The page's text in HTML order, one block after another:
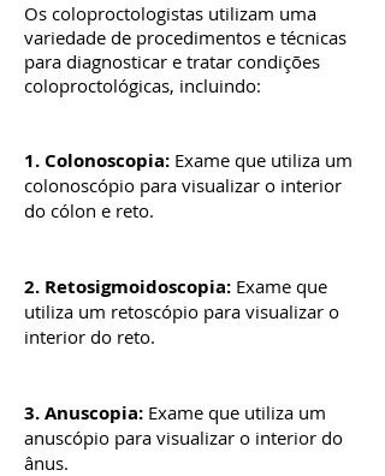
Os coloproctologistas utilizam uma
variedade de procedimentos e técnicas
para diagnosticar e tratar condições
coloproctológicas, incluindo:
1. Colonoscopia: Exame que utiliza um
colonoscópio para visualizar o interior
do cólon e reto.
2. Retosigmoidoscopia: Exame que
utiliza um retoscópio para visualizar o
interior do reto.
3. Anuscopia: Exame que utiliza um
anuscópio para visualizar o interior do
ânus.